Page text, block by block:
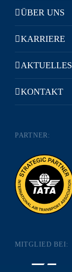
ÜBER UNS
KARRIERE
AKTUELLES
KONTAKT
PARTNER:
MITGLIED BEI: